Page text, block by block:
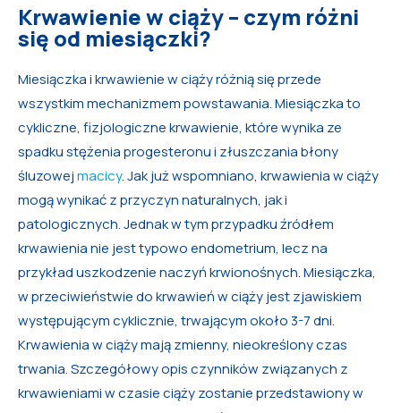
Krwawienie w ciąży – czym różni
się od miesiączki?
Miesiączka i krwawienie w ciąży różnią się przede
wszystkim mechanizmem powstawania. Miesiączka to
cykliczne, fizjologiczne krwawienie, które wynika ze
spadku stężenia progesteronu i złuszczania błony
śluzowejmacicy. Jak już wspomniano, krwawienia w ciąży
mogą wynikać z przyczyn naturalnych, jak i
patologicznych. Jednak w tym przypadku źródłem
krwawienia nie jest typowo endometrium, lecz na
przykład uszkodzenie naczyń krwionośnych. Miesiączka,
w przeciwieństwie do krwawień w ciąży jest zjawiskiem
występującym cyklicznie, trwającym około 3-7 dni.
Krwawienia w ciąży mają zmienny, nieokreślony czas
trwania. Szczegółowy opis czynników związanych z
krwawieniami w czasie ciąży zostanie przedstawiony w